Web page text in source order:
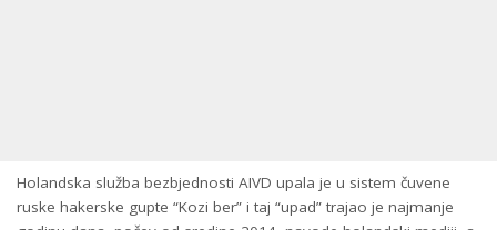
Holandska služba bezbjednosti AIVD upala je u sistem čuvene
ruske hakerske gupte “Kozi ber” i taj “upad” trajao je najmanje